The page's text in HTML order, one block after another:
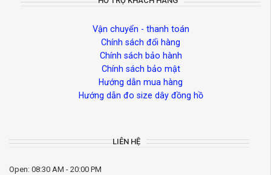
Vận chuyển - thanh toán
Chính sách đổi hàng
Chính sách bảo hành
Chính sách bảo mật
Hướng dẫn mua hàng
Hướng dẫn đo size dây đồng hồ
LIÊN HỆ
Open: 08:30 AM - 20:00 PM